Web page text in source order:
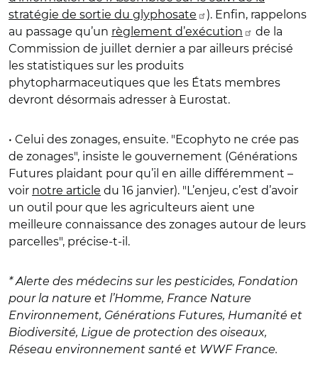
stratégie de sortie du glyphosate
). Enfin, rappelons
au passage qu’un règlement d’exécution
de la
Commission de juillet dernier a par ailleurs précisé
les statistiques sur les produits
phytopharmaceutiques que les États membres
devront désormais adresser à Eurostat.
• Celui des zonages, ensuite. "Ecophyto ne crée pas
de zonages", insiste le gouvernement (Générations
Futures plaidant pour qu’il en aille différemment –
voir notre article du 16 janvier). "L’enjeu, c’est d’avoir
un outil pour que les agriculteurs aient une
meilleure connaissance des zonages autour de leurs
parcelles", précise-t-il.
* Alerte des médecins sur les pesticides, Fondation
pour la nature et l’Homme, France Nature
Environnement, Générations Futures, Humanité et
Biodiversité, Ligue de protection des oiseaux,
Réseau environnement santé et WWF France.